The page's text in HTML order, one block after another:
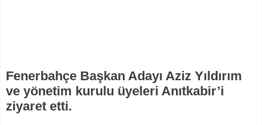
Fenerbahçe Başkan Adayı Aziz Yıldırım
ve yönetim kurulu üyeleri Anıtkabir’i
ziyaret etti.